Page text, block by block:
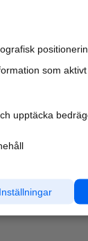
som
upptäcka
Inställningar